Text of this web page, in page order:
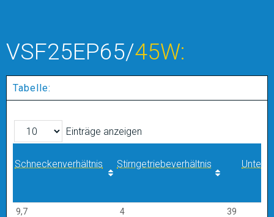
VSF25EP65/45W:
Tabelle:
Einträge anzeigen
Schneckenverhältnis Stirngetriebeverhältnis
Schneckenverhältnis Stirngetriebeverhältnis
9,7 4
39